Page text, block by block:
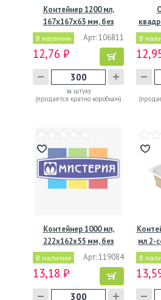
Контейнер 1200 мл,
167х167х63 мм, без
окна,…
В наличии Арт: 106811
12,76 ₽
за штуку
(продается кратно коробкам)
В
Контейнер 1000 мл,
222х162х55 мм, без
окна,…
В наличии Арт: 119084
13,18 ₽
мл 2-
В